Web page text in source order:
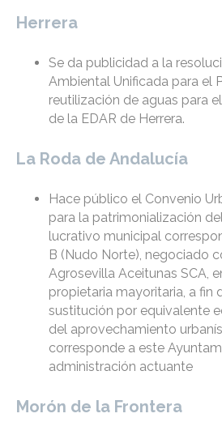
Herrera
Se da publicidad a la
Ambiental Unificada para el
reutilización de aguas para
de la EDAR de Herrera.
La Roda de Andalucía
Hace público el Convenio
para la patrimonialización
lucrativo municipal
B (Nudo Norte), negociado
Agrosevilla Aceitunas SCA,
propietaria mayoritaria, a fin
sustitución por equivalente
del aprovechamiento
corresponde a este
administración actuante
Morón de la Frontera